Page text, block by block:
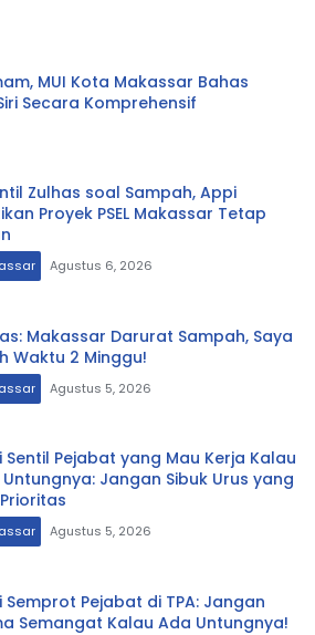
MUI Kota Makassar Bahas
Secara Komprehensif
Zulhas soal Sampah, Appi
Proyek PSEL Makassar Tetap
Agustus 6, 2026
Makassar Darurat Sampah, Saya
Waktu 2 Minggu!
Agustus 5, 2026
Sentil Pejabat yang Mau Kerja Kalau
Jangan Sibuk Urus yang
Agustus 5, 2026
Semprot Pejabat di TPA: Jangan
Semangat Kalau Ada Untungnya!